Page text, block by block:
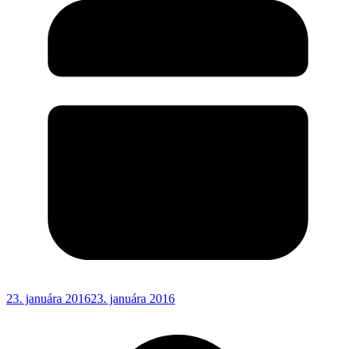
23. januára 201623. januára 2016